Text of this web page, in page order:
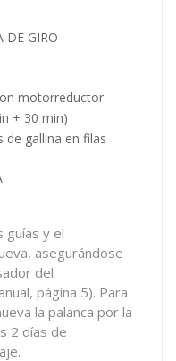
DE GIRO
motorreductor
+ 30 min)
de gallina en filas
guías y el
asegurándose
del
página 5). Para
la palanca por la
2 días de